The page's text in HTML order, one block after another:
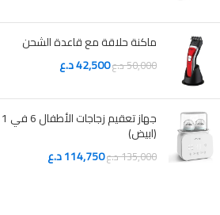
ماكنة حلاقة مع قاعدة الشحن
50,000د.ع42,500د.ع
جهاز تعقيم زجاجات الأطفال 6 في 1
(ابيض)
135,000د.ع114,750د.ع